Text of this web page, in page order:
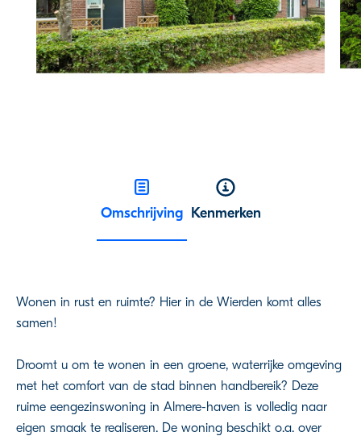
Omschrijving Kenmerken
Wonen in rust en ruimte? Hier in de Wierden komt alles
samen!
Droomt u om te wonen in een groene, waterrijke omgeving
met het comfort van de stad binnen handbereik? Deze
ruime eengezinswoning in Almere-haven is volledig naar
eigen smaak te realiseren. De woning beschikt o.a. over